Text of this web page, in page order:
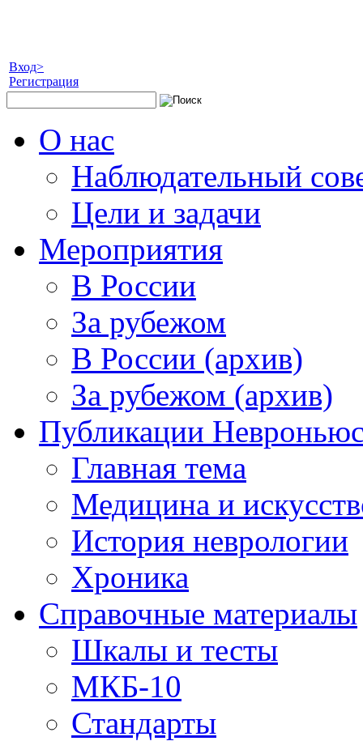
Вход>
Регистрация
О нас
Наблюдательный
Цели и задачи
Мероприятия
В России
За рубежом
В России (архив)
За рубежом (архив)
Публикации
Главная тема
Медицина и
История неврологии
Хроника
Справочные материалы
Шкалы и тесты
МКБ-10
Стандарты